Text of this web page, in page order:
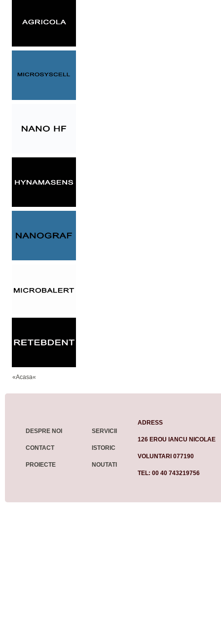
«Acasa«
DESPRE NOI
CONTACT
PROIECTE
SERVICII
ISTORIC
NOUTATI
ADRESS
126 EROU IANCU NICOLAE
VOLUNTARI 077190
TEL: 00 40 743219756